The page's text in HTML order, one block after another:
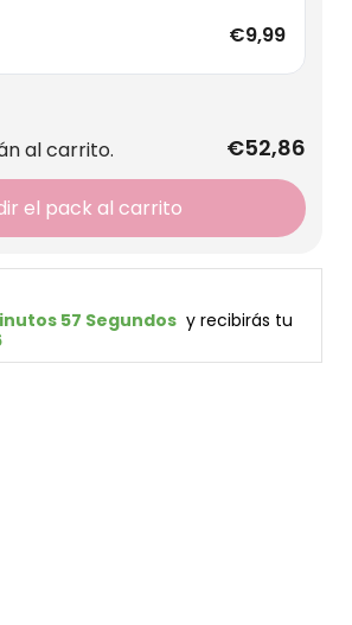
€9,99
al carrito.
€52,86
el pack al carrito
56 Segundos
  y recibirás tu